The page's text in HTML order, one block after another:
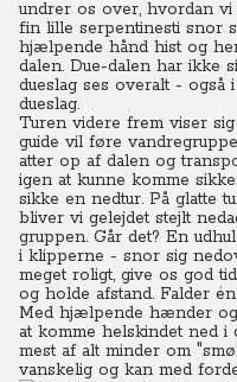
undrer os over, hvordan
fin lille serpentinesti snor
hjælpende hånd hist og
dalen. Due-dalen har ikke
dueslag ses overalt -
dueslag.
Turen videre frem viser
guide vil føre
atter op af dalen og
igen at kunne komme
sikke en nedtur. På glatte
bliver vi gelejdet stejlt
gruppen. Går det? En
i klipperne - snor sig
meget roligt, give os god
og holde afstand. Falder
Med hjælpende hænder
at komme helskindet ned
mest af alt minder om
vanskelig og kan med